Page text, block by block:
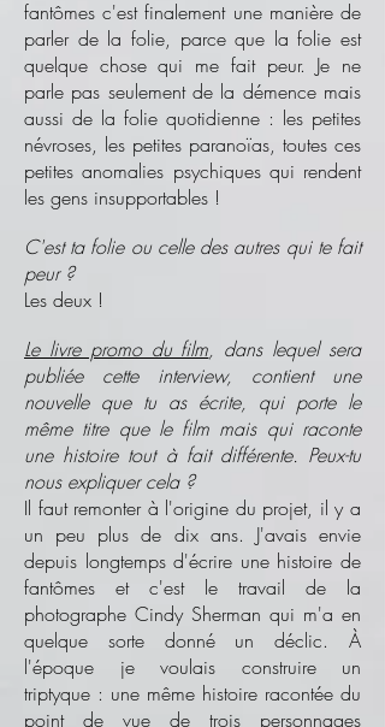
fantômes c'est finalement une manière de
parler de la folie, parce que la folie est
quelque chose qui me fait peur. Je ne
parle pas seulement de la démence mais
aussi de la folie quotidienne : les petites
névroses, les petites paranoïas, toutes ces
petites anomalies psychiques qui rendent
les gens insupportables !
C'est ta folie ou celle des autres qui te fait
peur ?
Les deux !
Le livre promo du film, dans lequel sera
publiée cette interview, contient une
nouvelle que tu as écrite, qui porte le
même titre que le film mais qui raconte
une histoire tout à fait différente. Peux-tu
nous expliquer cela ?
Il faut remonter à l'origine du projet, il y a
un peu plus de dix ans. J'avais envie
depuis longtemps d'écrire une histoire de
fantômes et c'est le travail de la
photographe Cindy Sherman qui m'a en
quelque sorte donné un déclic. À
l'époque je voulais construire un
triptyque : une même histoire racontée du
point de vue de trois personnages